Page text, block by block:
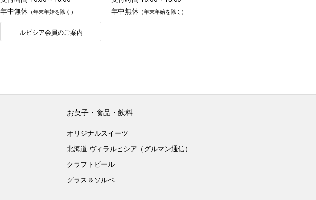
年中無休 （年末年始を除く）
ルピシア会員のご案内
年中無休 （年末年始を除く）
お菓子・食品・飲料
オリジナルスイーツ
北海道 ヴィラルピシア（グルマン通信）
クラフトビール
グラス＆ソルベ